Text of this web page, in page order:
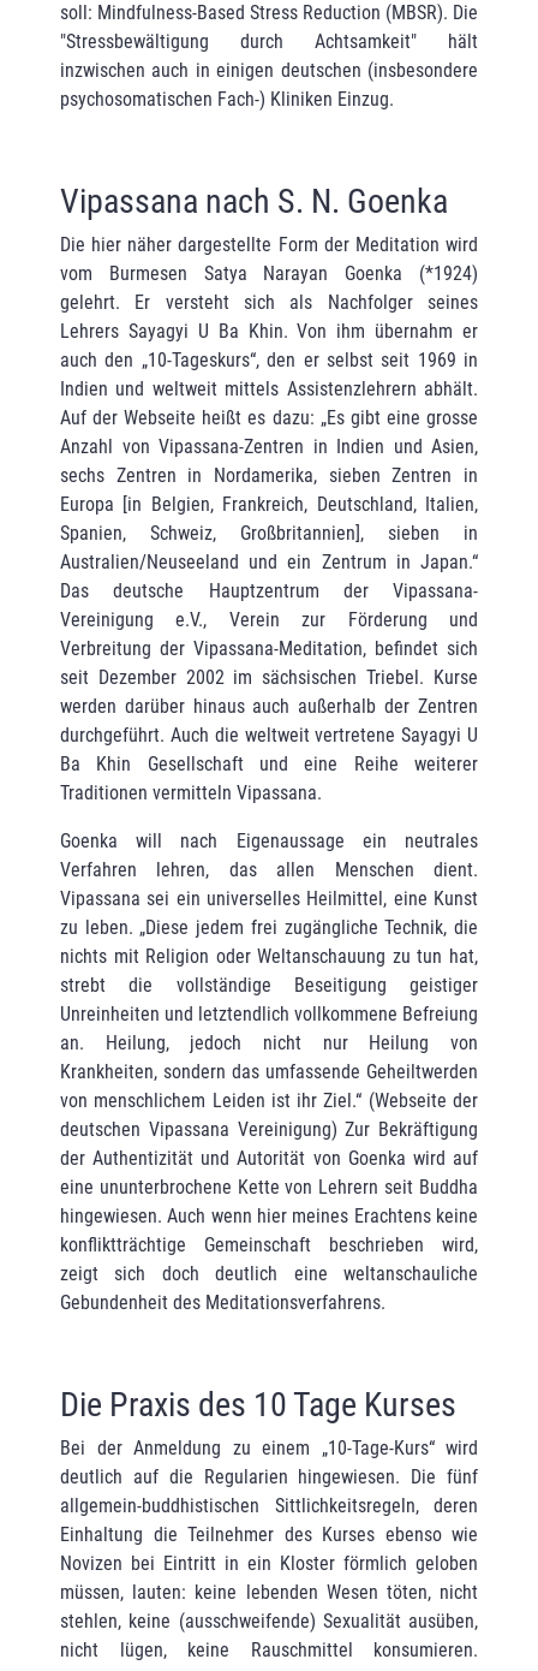
soll: Mindfulness-Based Stress Reduction (MBSR). Die
"Stressbewältigung durch Achtsamkeit" hält
inzwischen auch in einigen deutschen (insbesondere
psychosoma­tischen Fach-) Kliniken Einzug.
Vipassana nach S. N. Goenka
Die hier näher dargestellte Form der Meditation wird
vom Burmesen Satya Narayan Goenka (*1924)
gelehrt. Er versteht sich als Nachfolger seines
Lehrers Sayagyi U Ba Khin. Von ihm übernahm er
auch den „10-Tageskurs“, den er selbst seit 1969 in
Indien und weltweit mittels Assistenzlehrern abhält.
Auf der Webseite heißt es dazu: „Es gibt eine grosse
Anzahl von Vipassana-Zentren in Indien und Asien,
sechs Zentren in Nordamerika, sieben Zentren in
Europa [in Belgien, Frankreich, Deutschland, Italien,
Spanien, Schweiz, Großbritannien], sieben in
Australien/Neuseeland und ein Zentrum in Japan.“
Das deutsche Hauptzentrum der Vipassana-
Vereinigung e.V., Verein zur Förderung und
Verbreitung der Vipassana-Meditation, befindet sich
seit Dezember 2002 im sächsischen Triebel. Kurse
werden darüber hinaus auch außerhalb der Zentren
durchgeführt. Auch die weltweit vertretene Sayagyi U
Ba Khin Gesellschaft und eine Reihe weiterer
Traditionen vermitteln Vipassana.
Goenka will nach Eigenaussage ein neutrales
Verfahren lehren, das allen Menschen dient.
Vipassana sei ein universelles Heilmittel, eine Kunst
zu leben. „Diese jedem frei zugängliche Technik, die
nichts mit Religion oder Weltanschauung zu tun hat,
strebt die vollständige Beseitigung geistiger
Unreinheiten und letztendlich vollkommene Befreiung
an. Heilung, jedoch nicht nur Heilung von
Krankheiten, sondern das umfassende Geheiltwerden
von menschlichem Leiden ist ihr Ziel.“ (Webseite der
deutschen Vipassana Vereinigung) Zur Bekräftigung
der Authentizität und Autorität von Goenka wird auf
eine ununterbrochene Kette von Lehrern seit Buddha
hingewiesen. Auch wenn hier meines Erachtens keine
konflikt­trächtige Gemeinschaft beschrieben wird,
zeigt sich doch deutlich eine weltanschauliche
Gebundenheit des Meditationsverfahrens.
Die Praxis des 10 Tage Kurses
Bei der Anmeldung zu einem „10-Tage-Kurs“ wird
deutlich auf die Regularien hinge­wiesen. Die fünf
allgemein-buddhistischen Sittlichkeitsregeln, deren
Einhaltung die Teil­neh­mer des Kurses ebenso wie
Novizen bei Eintritt in ein Kloster förmlich geloben
müssen, lauten: keine lebenden Wesen töten, nicht
stehlen, keine (ausschweifende) Sexualität ausüben,
nicht lügen, keine Rauschmittel konsumieren.